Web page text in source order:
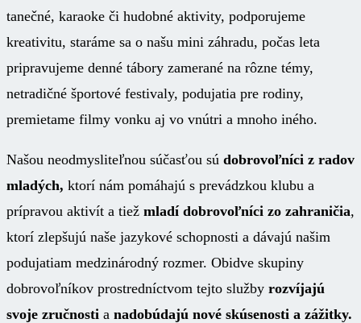
tanečné, karaoke či hudobné aktivity, podporujeme
kreativitu, staráme sa o našu mini záhradu, počas leta
pripravujeme denné tábory zamerané na rôzne témy,
netradičné športové festivaly, podujatia pre rodiny,
premietame filmy vonku aj vo vnútri a mnoho iného.
Našou neodmysliteľnou súčasťou sú dobrovoľníci z radov
mladých, ktorí nám pomáhajú s prevádzkou klubu a
prípravou aktivít a tiež mladí dobrovoľníci zo zahraničia,
ktorí zlepšujú naše jazykové schopnosti a dávajú našim
podujatiam medzinárodný rozmer. Obidve skupiny
dobrovoľníkov prostredníctvom tejto služby rozvíjajú
svoje zručnosti a nadobúdajú nové skúsenosti a zážitky.